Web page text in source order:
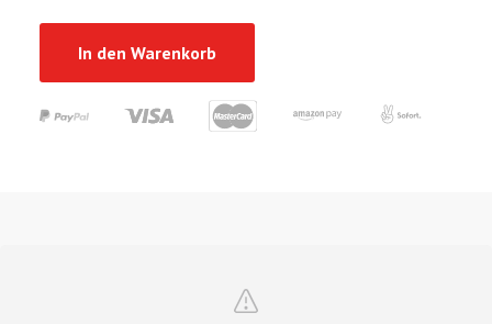
In den Warenkorb